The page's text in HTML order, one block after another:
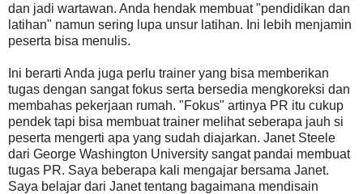
dan jadi wartawan. Anda hendak membuat "pendidikan dan
latihan" namun sering lupa unsur latihan. Ini lebih menjamin
peserta bisa menulis.
Ini berarti Anda juga perlu trainer yang bisa memberikan
tugas dengan sangat fokus serta bersedia mengkoreksi dan
membahas pekerjaan rumah. "Fokus" artinya PR itu cukup
pendek tapi bisa membuat trainer melihat seberapa jauh si
peserta mengerti apa yang sudah diajarkan. Janet Steele
dari George Washington University sangat pandai membuat
tugas PR. Saya beberapa kali mengajar bersama Janet.
Saya belajar dari Janet tentang bagaimana mendisain